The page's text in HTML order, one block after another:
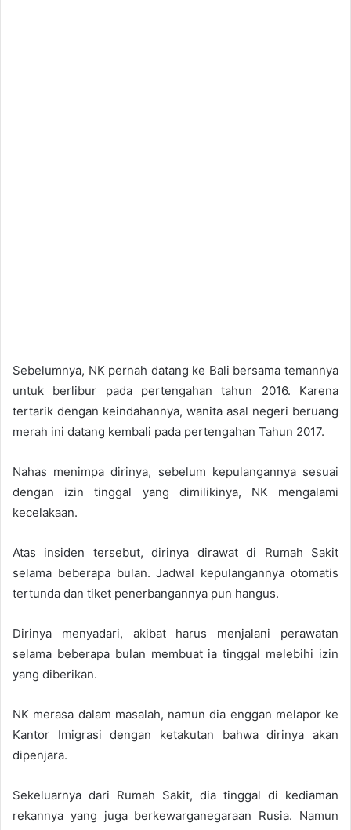
Sebelumnya, NK pernah datang ke Bali bersama temannya
untuk berlibur pada pertengahan tahun 2016. Karena
tertarik dengan keindahannya, wanita asal negeri beruang
merah ini datang kembali pada pertengahan Tahun 2017.
Nahas menimpa dirinya, sebelum kepulangannya sesuai
dengan izin tinggal yang dimilikinya, NK mengalami
kecelakaan.
Atas insiden tersebut, dirinya dirawat di Rumah Sakit
selama beberapa bulan. Jadwal kepulangannya otomatis
tertunda dan tiket penerbangannya pun hangus.
Dirinya menyadari, akibat harus menjalani perawatan
selama beberapa bulan membuat ia tinggal melebihi izin
yang diberikan.
NK merasa dalam masalah, namun dia enggan melapor ke
Kantor Imigrasi dengan ketakutan bahwa dirinya akan
dipenjara.
Sekeluarnya dari Rumah Sakit, dia tinggal di kediaman
rekannya yang juga berkewarganegaraan Rusia. Namun